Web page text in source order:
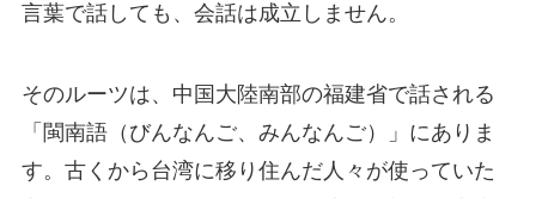
言葉で話しても、会話は成立しません。
そのルーツは、中国大陸南部の福建省で話される
「閩南語（びんなんご、みんなんご）」にありま
す。古くから台湾に移り住んだ人々が使っていた